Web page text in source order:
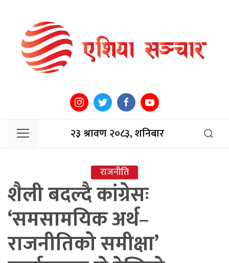
२३ श्रावण २०८३, शनिबार
राजनीति
शैली बदल्दै कांग्रेसः
‘समसामयिक अर्थ–
राजनीतिको समीक्षा’